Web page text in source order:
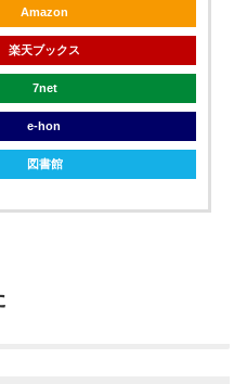
Amazon
楽天ブックス
7net
e-hon
図書館